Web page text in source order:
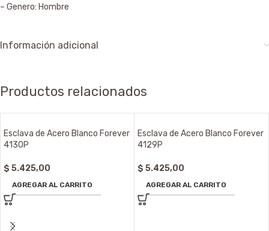
– Genero: Hombre
Información adicional
Productos relacionados
Esclava de Acero Blanco Forever
4130P
$ 5.425,00
AGREGAR AL CARRITO
Esclava de Acero Blanco Forever
4129P
$ 5.425,00
AGREGAR AL CARRITO